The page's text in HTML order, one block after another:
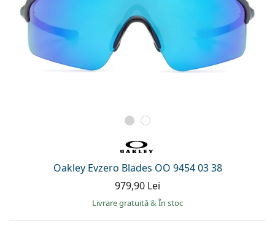
Oakley Evzero Blades OO 9454 03 38
979,90 Lei
Livrare gratuită& În stoc